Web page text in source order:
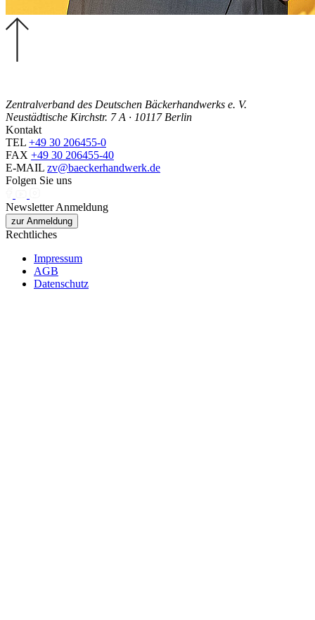
Zentralverband des Deutschen Bäckerhandwerks e. V.
Neustädtische Kirchstr. 7 A · 10117 Berlin
Kontakt
TEL +49 30 206455-0
FAX +49 30 206455-40
E-MAIL zv@baeckerhandwerk.de
Folgen Sie uns
Newsletter Anmeldung
zur Anmeldung
Rechtliches
Impressum
AGB
Datenschutz